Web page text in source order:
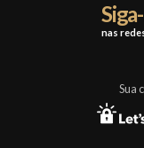
nas
Sua